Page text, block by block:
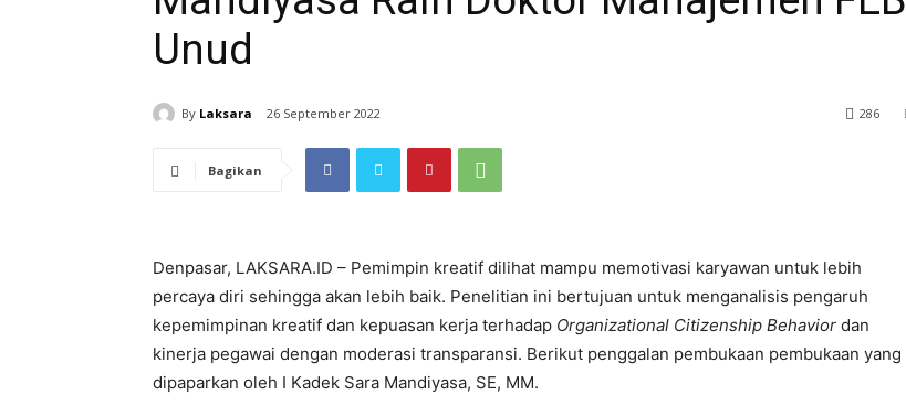
Unud
By Laksara 26 September 2022 286
Bagikan
Denpasar, LAKSARA.ID – Pemimpin kreatif dilihat mampu memotivasi karyawan untuk lebih
percaya diri sehingga akan lebih baik. Penelitian ini bertujuan untuk menganalisis pengaruh
kepemimpinan kreatif dan kepuasan kerja terhadap Organizational Citizenship Behavior dan
kinerja pegawai dengan moderasi transparansi. Berikut penggalan pembukaan pembukaan yang
dipaparkan oleh I Kadek Sara Mandiyasa, SE, MM.